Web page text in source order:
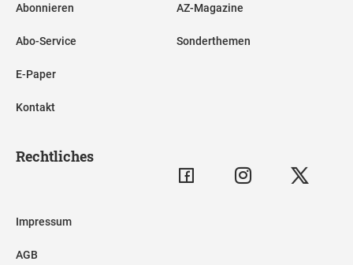
Abonnieren
Abo-Service
E-Paper
Kontakt
AZ-Magazine
Sonderthemen
Rechtliches
Impressum
AGB